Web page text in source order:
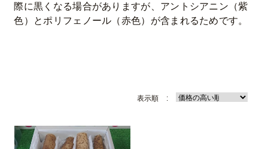
際に黒くなる場合がありますが、アントシアニン（紫
色）とポリフェノール（赤色）が含まれるためです。
表示順 :